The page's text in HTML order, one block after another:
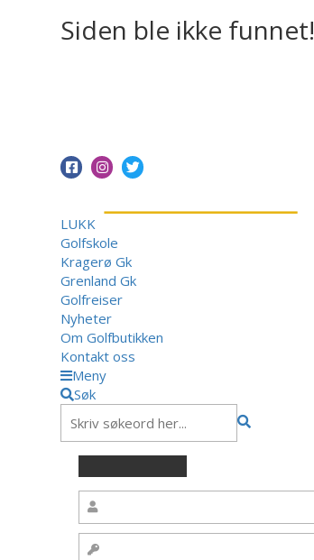
Siden ble ikke funnet!
LUKK
Golfskole
Kragerø Gk
Grenland Gk
Golfreiser
Nyheter
Om Golfbutikken
Kontakt oss
Meny
Søk